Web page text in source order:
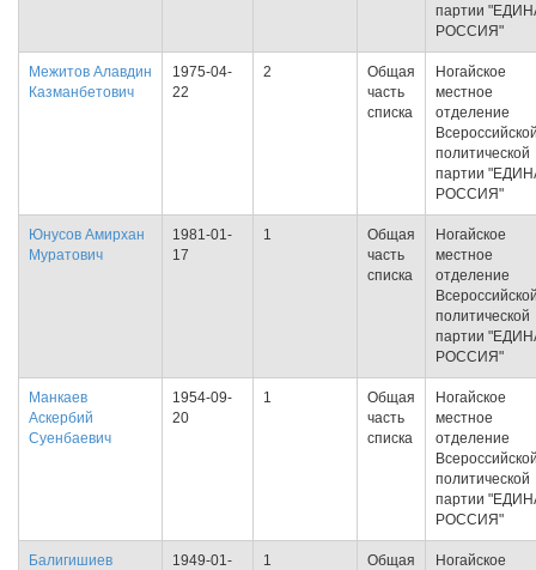
партии
РОССИЯ"
Межитов Алавдин
Казманбетович
1975-04-
22
2
Общая
часть
списка
Ногайское
местное
отделение
политической
партии
РОССИЯ"
Юнусов Амирхан
Муратович
1981-01-
17
1
Общая
часть
списка
Ногайское
местное
отделение
политической
партии
РОССИЯ"
Манкаев
Аскербий
Суенбаевич
1954-09-
20
1
Общая
часть
списка
Ногайское
местное
отделение
политической
партии
РОССИЯ"
Балигишиев
1949-01-
1
Общая
Ногайское